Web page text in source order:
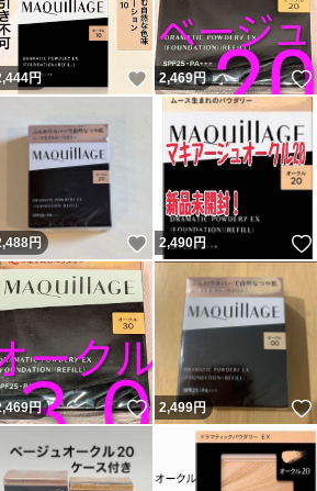
いね！
円 いいね！
2,469円
ね！
円 いいね！
2,490円
ね！
円 いいね！
2,499円